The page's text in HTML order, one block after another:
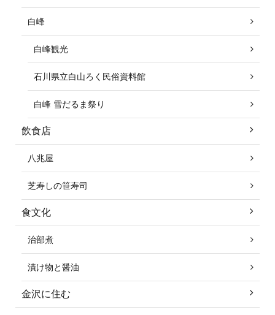
白峰
白峰観光
石川県立白山ろく民俗資料館
白峰 雪だるま祭り
飲食店
八兆屋
芝寿しの笹寿司
食文化
治部煮
漬け物と醤油
金沢に住む